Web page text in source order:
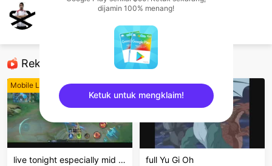
Rekomendasi
Mobile Legends
live tonight especially mid and gold lane
Mobile Legends
full Yu Gi Oh
dijamin 100% menang!
Ketuk untuk mengklaim!
sentinelEnd